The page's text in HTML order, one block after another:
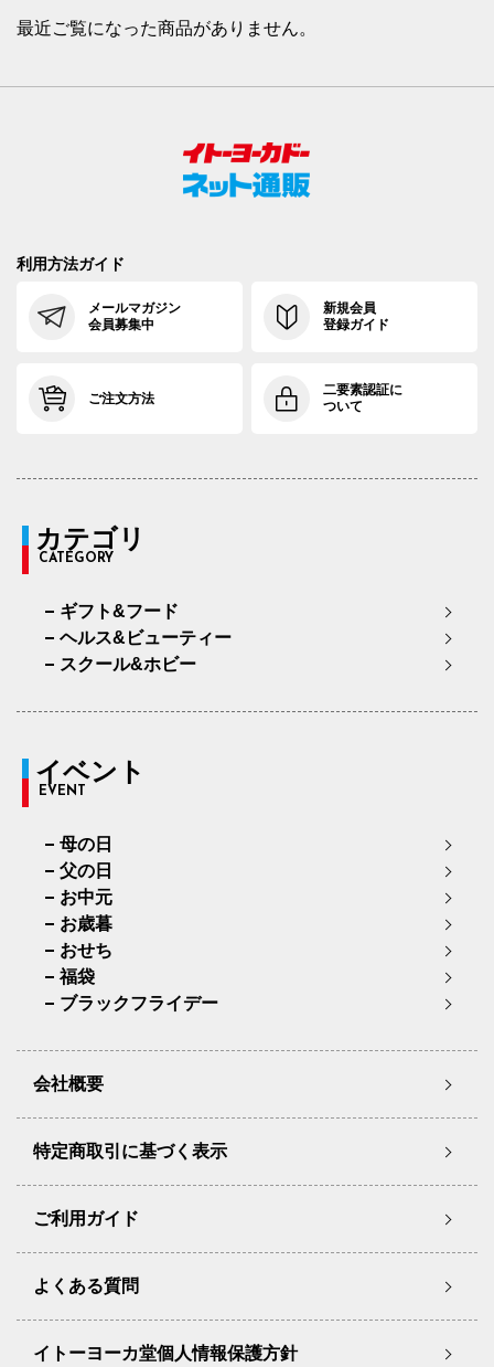
最近ご覧になった商品がありません。
利用方法ガイド
メールマガジン
会員募集中
新規会員
登録ガイド
ご注文方法
二要素認証に
ついて
カテゴリ
CATEGORY
ギフト&フード
ヘルス&ビューティー
スクール&ホビー
イベント
EVENT
母の日
父の日
お中元
お歳暮
おせち
福袋
ブラックフライデー
会社概要
特定商取引に基づく表示
ご利用ガイド
よくある質問
イトーヨーカ堂個人情報保護方針